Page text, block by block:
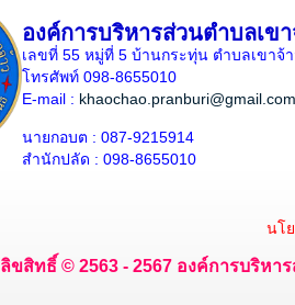
องค์การบริหารส่วนตำบลเข
เลขที่ 55 หมู่ที่ 5 บ้านกระทุ่น ตำบลเขาจ้
โทรศัพท์ 098-8655010
E-mail : khaochao.pranburi@gmail.com
นายกอบต : 087-9215914
สำนักปลัด : 098-8655010
นโ
ลิขสิทธิ์ © 2563 - 2567 องค์การบริหา